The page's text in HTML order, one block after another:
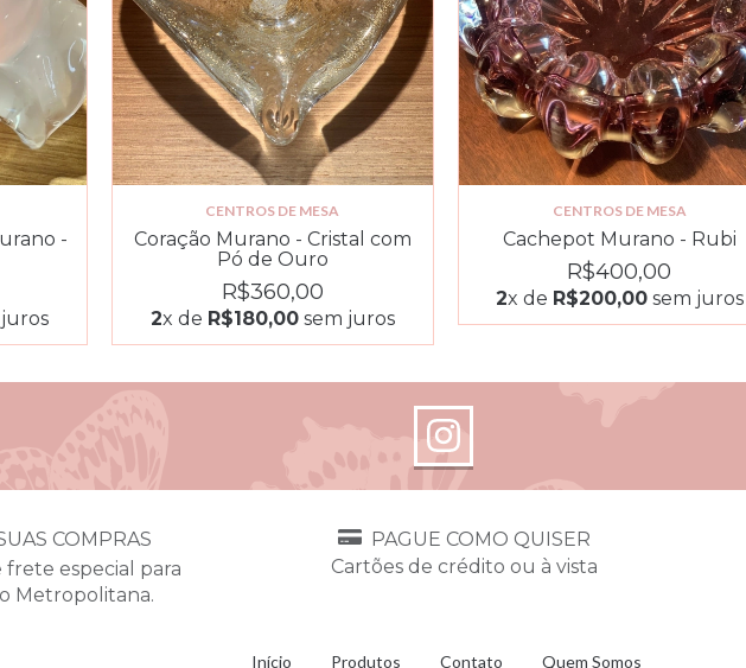
-
CENTROS DE MESA
Coração Murano - Cristal com
Pó de Ouro
R$360,00
2x de R$180,00sem juros
CENTROS DE MESA
Cachepot Murano - Rubi
R$400,00
2x de R$200,00sem juros
COMPRAS
frete especial para
Metropolitana.
PAGUE COMO QUISER
Cartões de crédito ou à vista
Início Produtos Contato Quem Somos